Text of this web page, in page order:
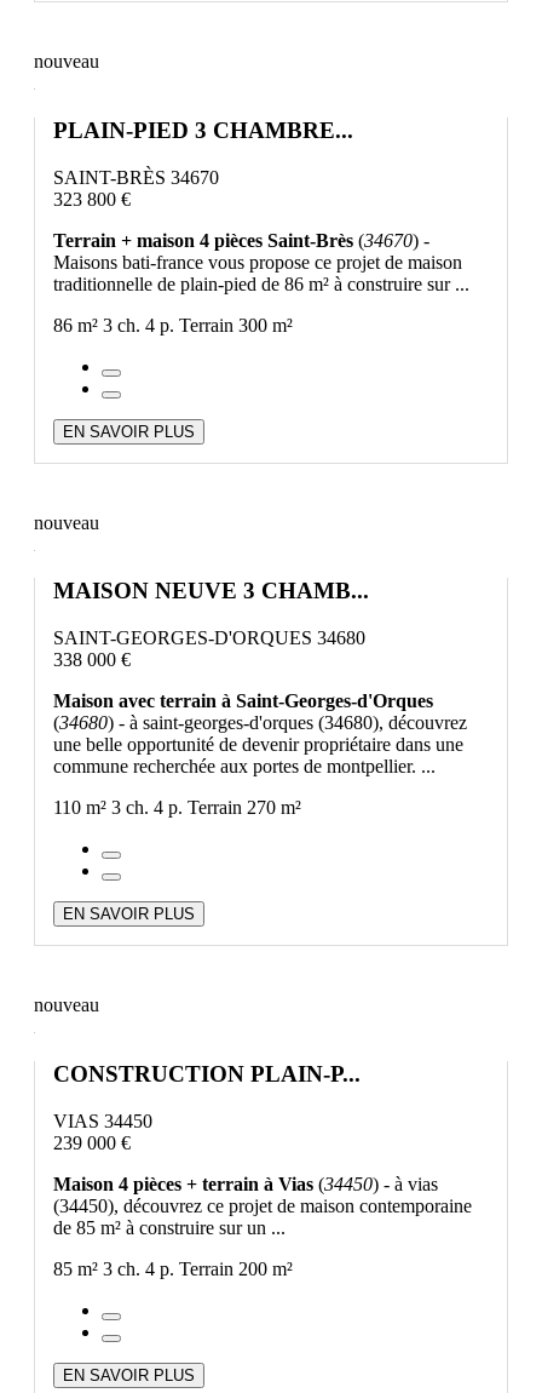
nouveau
PLAIN-PIED 3 CHAMBRE...
SAINT-BRÈS 34670
323 800 €
Terrain + maison 4 pièces Saint-Brès (34670) -
Maisons bati-france vous propose ce projet de maison
traditionnelle de plain-pied de 86 m² à construire sur ...
86 m² 3 ch. 4 p. Terrain 300 m²
EN SAVOIR PLUS
nouveau
MAISON NEUVE 3 CHAMB...
SAINT-GEORGES-D'ORQUES 34680
338 000 €
Maison avec terrain à Saint-Georges-d'Orques
(34680) - à saint-georges-d'orques (34680), découvrez
une belle opportunité de devenir propriétaire dans une
commune recherchée aux portes de montpellier. ...
110 m² 3 ch. 4 p. Terrain 270 m²
EN SAVOIR PLUS
nouveau
CONSTRUCTION PLAIN-P...
VIAS 34450
239 000 €
Maison 4 pièces + terrain à Vias (34450) - à vias
(34450), découvrez ce projet de maison contemporaine
de 85 m² à construire sur un ...
85 m² 3 ch. 4 p. Terrain 200 m²
EN SAVOIR PLUS